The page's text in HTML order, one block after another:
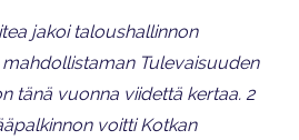
jakoi taloushallinnon
Tulevaisuuden
tänä vuonna viidettä kertaa. 2
voitti Kotkan